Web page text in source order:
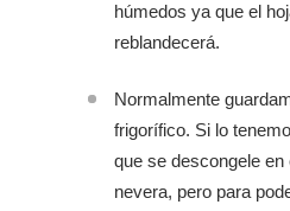
húmedos ya que el
reblandecerá.
Normalmente
frigorífico. Si lo
que se descongele en
nevera, pero para